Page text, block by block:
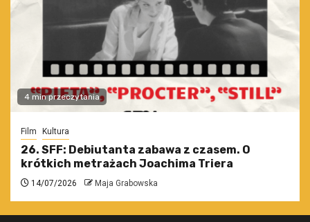
4 min przeczytania
Film Kultura
26. SFF: Debiutanta zabawa z czasem. O
krótkich metrażach Joachima Triera
14/07/2026 Maja Grabowska